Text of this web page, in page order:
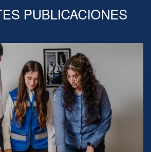
PUBLICACIONES